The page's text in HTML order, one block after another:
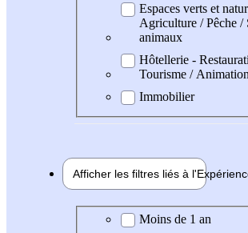
Espaces verts et
Agriculture / Pêche /
animaux
Hôtellerie -
Tourisme / Animation
Immobilier
Afficher les filtres liés à l'
Expérience demandée
Moins de 1 an